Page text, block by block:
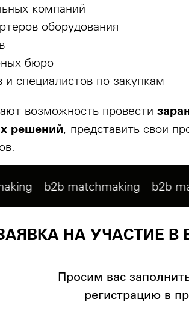
компаний
оборудования
бюро
и специалистов по закупкам
возможность провести
решений, представить свои
b2b matchmaking
НА УЧАСТИЕ
Просим вас
регистрацию в